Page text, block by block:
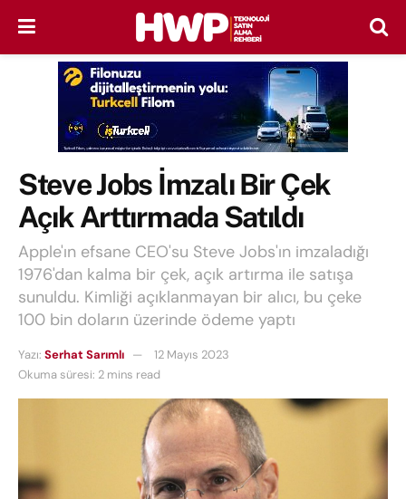
Steve Jobs İmzalı Bir Çek
Açık Arttırmada Satıldı
Apple'ın efsane CEO'su Steve Jobs'ın imzaladığı
1976'dan kalma bir çek, açık artırma ile satışa
sunuldu. Kimliği açıklanmayan bir alıcı, bu çeke
100 bin doların üzerinde ödeme yaptı
Yazı: Serhat Sarımlı
12 Mayıs 2023
Okuma süresi: 2 mins read